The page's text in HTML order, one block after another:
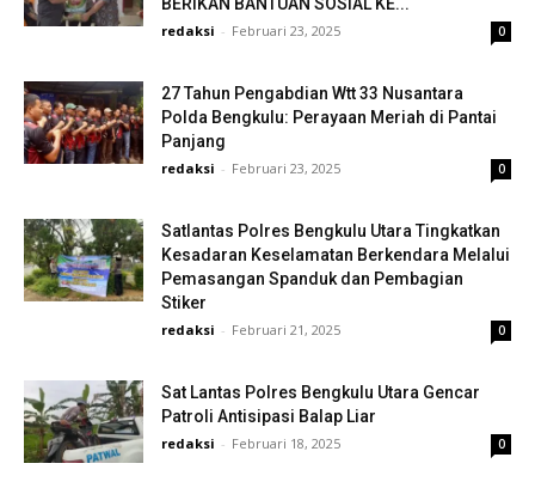
redaksi - Februari 23, 2025 0
27 Tahun Pengabdian Wtt 33 Nusantara
Polda Bengkulu: Perayaan Meriah di Pantai
Panjang
redaksi - Februari 23, 2025 0
Satlantas Polres Bengkulu Utara Tingkatkan
Kesadaran Keselamatan Berkendara Melalui
Pemasangan Spanduk dan Pembagian
Stiker
redaksi - Februari 21, 2025 0
Sat Lantas Polres Bengkulu Utara Gencar
Patroli Antisipasi Balap Liar
redaksi - Februari 18, 2025 0